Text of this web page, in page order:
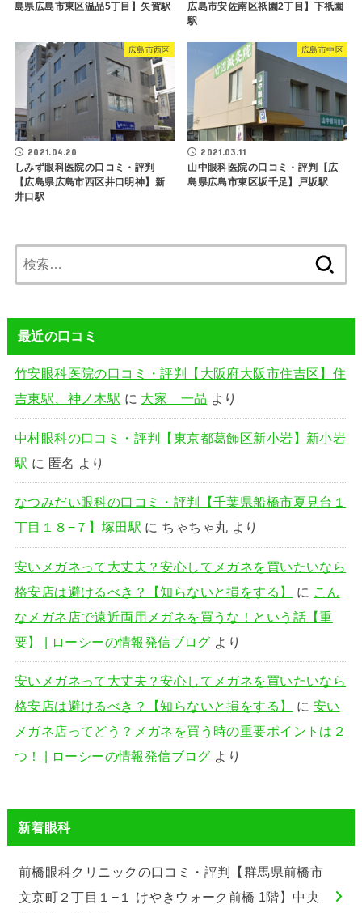
島県広島市東区温品5丁目】矢賀駅
広島市安佐南区祇園2丁目】下祇園
駅
広島市西区
2021.04.20
しみず眼科医院の口コミ・評判
【広島県広島市西区井口明神】新
井口駅
広島市中区
2021.03.11
山中眼科医院の口コミ・評判【広
島県広島市東区坂千足】戸坂駅
索:
最近の口コミ
竹安眼科医院の口コミ・評判【大阪府大阪市住吉区】住
吉東駅、神ノ木駅 に 大家 一晶 より
中村眼科の口コミ・評判【東京都葛飾区新小岩】新小岩
駅 に 匿名 より
なつみだい眼科の口コミ・評判【千葉県船橋市夏見台１
丁目１８−７】塚田駅 に ちゃちゃ丸 より
安いメガネって大丈夫？安心してメガネを買いたいなら
格安店は避けるべき？【知らないと損をする】
に こん
なメガネ店で遠近両用メガネを買うな！という話【重
要】 | ローシーの情報発信ブログ より
安いメガネって大丈夫？安心してメガネを買いたいなら
格安店は避けるべき？【知らないと損をする】
に 安い
メガネ店ってどう？メガネを買う時の重要ポイントは２
つ！ | ローシーの情報発信ブログ より
新着眼科
前橋眼科クリニックの口コミ・評判【群馬県前橋市
文京町２丁目１−１ けやきウォーク前橋 1階】中央